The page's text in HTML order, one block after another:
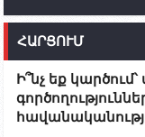
10:07
09:38
Խումբն
ՀԱՐՑՈՒՄ
Ի՞նչ եք